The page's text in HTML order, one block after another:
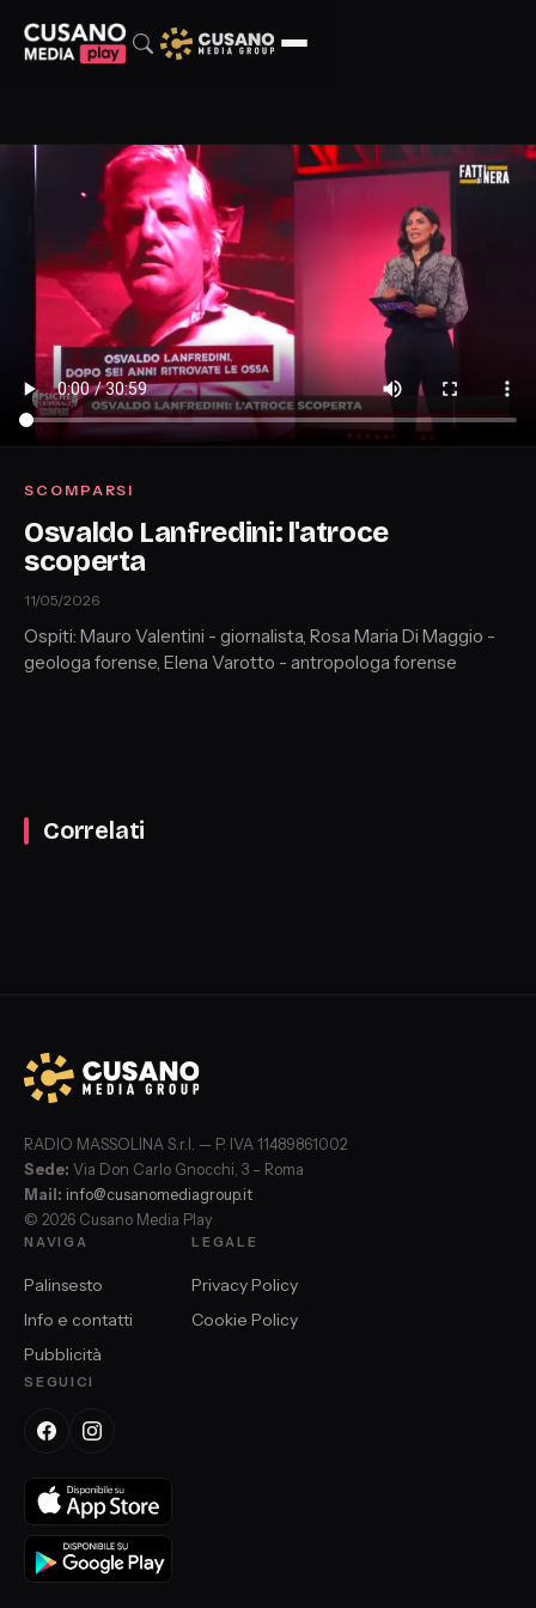
SCOMPARSI
Osvaldo Lanfredini: l'atroce
scoperta
11/05/2026
Ospiti: Mauro Valentini - giornalista, Rosa Maria Di Maggio -
geologa forense, Elena Varotto - antropologa forense
Correlati
RADIO MASSOLINA S.r.l. — P. IVA 11489861002
Sede: Via Don Carlo Gnocchi, 3 – Roma
Mail: info@cusanomediagroup.it
© 2026 Cusano Media Play
NAVIGA
Palinsesto
Info e contatti
Pubblicità
LEGALE
Privacy Policy
Cookie Policy
SEGUICI